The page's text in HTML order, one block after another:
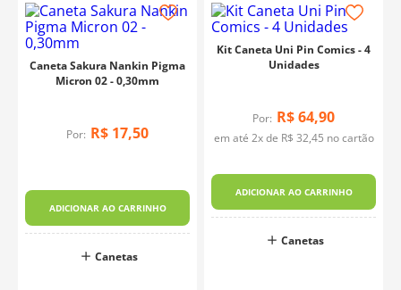
Caneta Sakura Nankin Pigma
Micron 02 - 0,30mm
Por: R$ 17,50
ADICIONAR AO CARRINHO
Canetas
Kit Caneta Uni Pin Comics - 4
Unidades
Por: R$64,90
em até 2x de R$ 32,45 no cartão
ADICIONAR AO CARRINHO
Canetas